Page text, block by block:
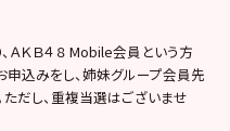
ＡＫＢ４８ Mobile会員という方
込みをし、姉妹グループ会員先
だし、重複当選はございませ